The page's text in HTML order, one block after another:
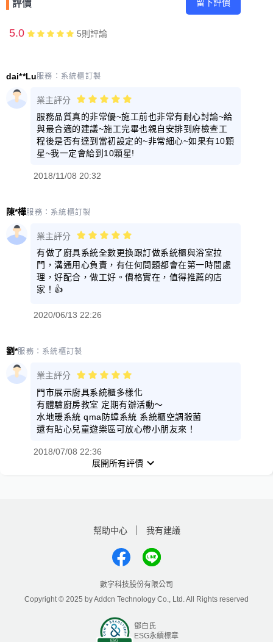
評價 留下評價
5.0 5則評論
dai**Lu服務： 系統櫃訂製
業主評分
服務品質真的非常優~施工前也非常有耐心討論~給
與最合適的建議~施工完畢也親自安排到府檢查工
程後是否有達到當初設定的~非常細心~如果有10顆
星~我一定會給到10顆星!
2018/11/08 20:32
陳*樺服務： 系統櫃訂製
業主評分
有做了廚具系統全數更換跟訂做系統櫃與浴室拉
門，溝通用心負責，有任何問題都會在第一時間處
理，好配合，做工好。價格實在，值得推薦的店
家！👍
2020/06/13 22:26
劉*服務： 系統櫃訂製
業主評分
門市展示廚具系統櫃多樣化
有體驗廚房教室 定期有辦活動～
水地暖系統 qma防蟑系統 系統櫃空調殺菌
還有貼心兒童遊樂區可放心帶小朋友來！
2018/07/08 22:36
展開所有評價
幫助中心 我有建議
數字科技股份有限公司
Copyright © 2025 by Addcn Technology Co., Ltd. All Rights reserved
鄧白氏
ESG永續標章